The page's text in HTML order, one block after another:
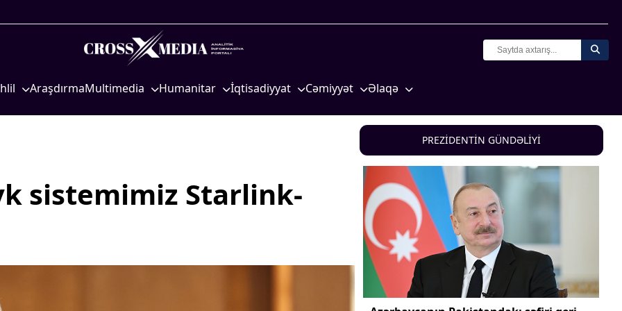
AraşdırmaMultimedia Humanitar
Mədəniyyətimizin Zəfəri
İqtisadiyyat
Kənd təsərrüfatı
nəqliyyat
Cəmiyyət
Məhkəmə və hüquq
Gənclər və İdman
Media və QHT
Əlaqə
sistemimiz Starlink-
PREZİDENTİN GÜNDƏLİYİ